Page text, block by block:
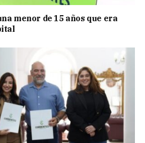
menor de 15 años que era